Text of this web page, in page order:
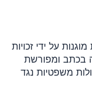
על ידי זכויות
בכתב ומפורשת
משפטיות נגד